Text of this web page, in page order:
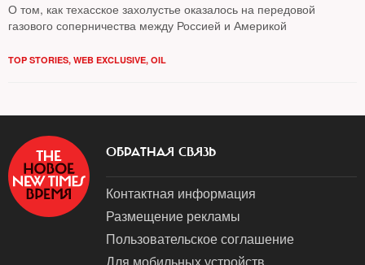
О том, как техасское захолустье оказалось на передовой
газового соперничества между Россией и Америкой
TOP STORIES, WEB EXCLUSIVE, OIL
ОБРАТНАЯ СВЯЗЬ
Контактная информация
Размещение рекламы
Пользовательское соглашение